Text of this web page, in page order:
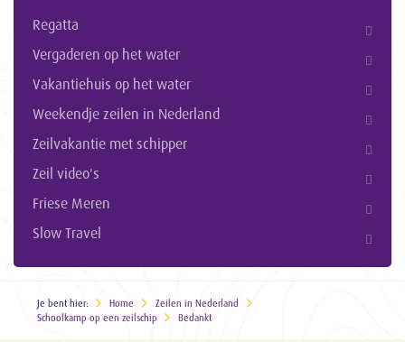
Regatta
Vergaderen op het water
Vakantiehuis op het water
Weekendje zeilen in Nederland
Zeilvakantie met schipper
Zeil video's
Friese Meren
Slow Travel
Je bent hier: Home
Zeilen in Nederland
Schoolkamp op een zeilschip
Bedankt